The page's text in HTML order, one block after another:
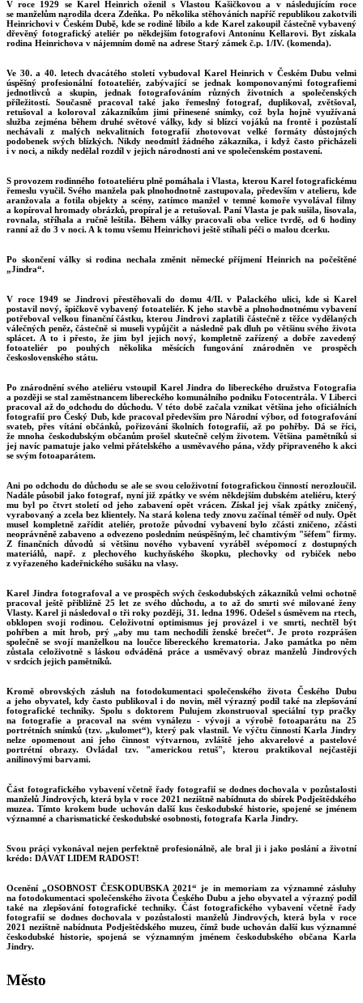
V roce 1929 se Karel Heinrich oženil s Vlastou Kašičkovou a v následujícím roce
se manželům narodila dcera Zdeňka. Po několika stěhováních napříč republikou zakotvili
Heinrichovi v Českém Dubě, kde se rodině líbilo a kde Karel zakoupil částečně vybavený
dřevěný fotografický ateliér po někdejším fotografovi Antonínu Kellarovi. Byt získala
rodina Heinrichova v nájemním domě na adrese Starý zámek č.p. 1/IV. (komenda).
Ve 30. a 40. letech dvacátého století vybudoval Karel Heinrich v Českém Dubu velmi
úspěšný profesionální fotoateliér, zabývající se jednak komponovanými fotografiemi
jednotlivců a skupin, jednak fotografováním různých životních a společenských
příležitostí. Současně pracoval také jako řemeslný fotograf, duplikoval, zvětšoval,
retušoval a koloroval zákazníkům jimi přinesené snímky, což byla hojně využívaná
služba zejména během druhé světové války, kdy si blízcí vojáků na frontě i pozůstalí
nechávali z malých nekvalitních fotografií zhotovovat velké formáty důstojných
podobenek svých blízkých. Nikdy neodmítl žádného zákazníka, i když často přicházeli
i v noci, a nikdy nedělal rozdíl v jejich národnosti ani ve společenském postavení.
S provozem rodinného fotoateliéru plně pomáhala i Vlasta, kterou Karel fotografickému
řemeslu vyučil. Svého manžela pak plnohodnotně zastupovala, především v atelieru, kde
aranžovala a fotila objekty a scény, zatímco manžel v temné komoře vyvolával filmy
a kopíroval hromady obrázků, propíral je a retušoval. Paní Vlasta je pak sušila, lisovala,
rovnala, stříhala a ručně leštila. Během války pracovali oba velice tvrdě, od 6 hodiny
ranní až do 3 v noci. A k tomu všemu Heinrichovi ještě stíhali péči o malou dcerku.
Po skončení války si rodina nechala změnit německé příjmení Heinrich na počeštěné
„Jindra“.
V roce 1949 se Jindrovi přestěhovali do domu 4/II. v Palackého ulici, kde si Karel
postavil nový, špičkově vybavený fotoateliér. K jeho stavbě a plnohodnotnému vybavení
potřeboval velkou finanční částku, kterou Jindrovi zaplatili částečně z těžce vydělaných
válečných peněz, částečně si museli vypůjčit a následně pak dluh po většinu svého života
splácet. A to i přesto, že jim byl jejich nový, kompletně zařízený a dobře zavedený
fotoateliér po pouhých několika měsících fungování znárodněn ve prospěch
československého státu.
Po znárodnění svého ateliéru vstoupil Karel Jindra do libereckého družstva Fotografia
a později se stal zaměstnancem libereckého komunálního podniku Fotocentrála. V Liberci
pracoval až do odchodu do důchodu. V této době začala vznikat většina jeho oficiálních
fotografií pro Český Dub, kde pracoval především pro Národní výbor, od fotografování
svateb, přes vítání občánků, pořizování školních fotografií, až po pohřby. Dá se říci,
že mnoha českodubským občanům prošel skutečně celým životem. Většina pamětníků si
jej navíc pamatuje jako velmi přátelského a usměvavého pána, vždy připraveného k akci
se svým fotoaparátem.
Ani po odchodu do důchodu se ale se svou celoživotní fotografickou činností nerozloučil.
Nadále působil jako fotograf, nyní již zpátky ve svém někdejším dubském ateliéru, který
mu byl po čtvrt století od jeho zabavení opět vrácen. Získal jej však zpátky zničený,
vyrabovaný a zcela bez klientely. Na stará kolena tedy znovu začínal téměř od nuly. Opět
musel kompletně zařídit ateliér, protože původní vybavení bylo zčásti zničeno, zčásti
neoprávněně zabaveno a odvezeno posledním neúspěšným, leč chamtivým "šéfem" firmy.
Z finančních důvodů si většinu nového vybavení vyráběl svépomocí z dostupných
materiálů, např. z plechového kuchyňského škopku, plechovky od rybiček nebo
z vyřazeného kadeřnického sušáku na vlasy.
Karel Jindra fotografoval a ve prospěch svých českodubských zákazníků velmi ochotně
pracoval ještě přibližně 25 let ze svého důchodu, a to až do smrti své milované ženy
Vlasty. Karel ji následoval o tři roky později, 31. ledna 1996. Odešel s úsměvem na rtech,
obklopen svoji rodinou. Celoživotní optimismus jej provázel i ve smrti, nechtěl být
pohřben a mít hrob, prý „aby mu tam nechodili ženské brečet“. Je proto rozprášen
společně se svojí manželkou na loučce libereckého krematoria. Jako památka po něm
zůstala celoživotně s láskou odváděná práce a usměvavý obraz manželů Jindrových
v srdcích jejich pamětníků.
Kromě obrovských zásluh na fotodokumentaci společenského života Českého Dubu
a jeho obyvatel, kdy často publikoval i do novin, měl výrazný podíl také na zlepšování
fotografické techniky. Spolu s doktorem Pulujem zkonstruoval speciální typ pračky
na fotografie a pracoval na svém vynálezu - vývoji a výrobě fotoaparátu na 25
portrétních snímků (tzv. „kulomet“), který pak vlastnil. Ve výčtu činností Karla Jindry
nelze opomenout ani jeho činnost výtvarnou, zvláště jeho akvarelové a pastelové
portrétní obrazy. Ovládal tzv. "americkou retuš", kterou praktikoval nejčastěji
anilinovými barvami.
Část fotografického vybavení včetně řady fotografií se dodnes dochovala v pozůstalosti
manželů Jindrových, která byla v roce 2021 nezištně nabídnuta do sbírek Podještědského
muzea. Tímto krokem bude uchován další kus českodubské historie, spojené se jménem
významné a charismatické českodubské osobnosti, fotografa Karla Jindry.
Svou práci vykonával nejen perfektně profesionálně, ale bral ji i jako poslání a životní
krédo: DÁVAT LIDEM RADOST!
Ocenění „OSOBNOST ČESKODUBSKA 2021“ je in memoriam za významné zásluhy
na fotodokumentaci společenského života Českého Dubu a jeho obyvatel a výrazný podíl
také na zlepšování fotografické techniky. Část fotografického vybavení včetně řady
fotografií se dodnes dochovala v pozůstalosti manželů Jindrových, která byla v roce
2021 nezištně nabídnuta Podještědského muzeu, čímž bude uchován další kus významné
českodubské historie, spojená se významným jménem českodubského občana Karla
Jindry.
Město